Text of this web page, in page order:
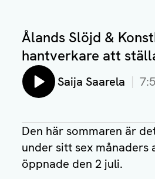
Ålands Slöjd &
hantverkare att
Lyssna på:
Saija Saarela
Den här sommaren är
under sitt sex månaders
öppnade den 2 juli.